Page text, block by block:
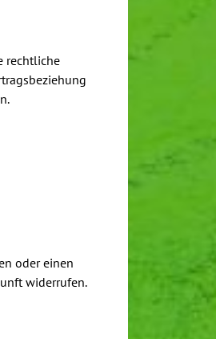
rechtliche
oder einen
widerrufen.